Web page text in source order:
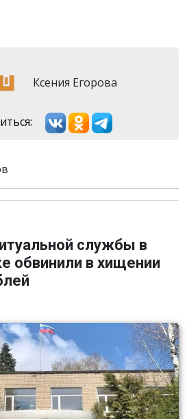
Ксения Егорова
службы в
обвинили в хищении